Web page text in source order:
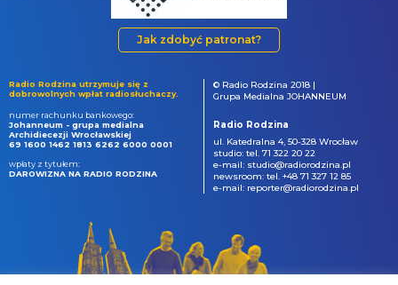
Jak zdobyć patronat?
Radio Rodzina utrzymuje się z
dobrowolnych wpłat radiosłuchaczy.
numer rachunku bankowego:
Johanneum - grupa medialna
Archidiecezji Wrocławskiej
69 1600 1462 1813 6262 6000 0001
wpłaty z tytułem:
DAROWIZNA NA RADIO RODZINA
© Radio Rodzina 2018 |
Grupa Medialna JOHANNEUM
Radio Rodzina
ul. Katedralna 4, 50-328 Wrocław
studio: tel. 71 322 20 22
e-mail: studio@radiorodzina.pl
newsroom: tel. +48 71 327 12 85
e-mail: reporter@radiorodzina.pl